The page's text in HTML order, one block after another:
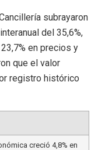
subrayaron
del 35,6%,
en precios y
que el valor
registro histórico
creció 4,8% en